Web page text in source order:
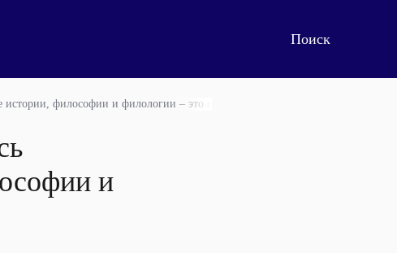
философии и филологии – это целостное знание
и